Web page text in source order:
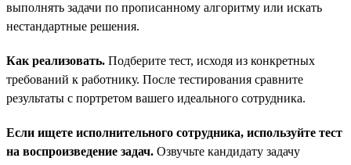
выполнять задачи по прописанному алгоритму или искать
нестандартные решения.
Как реализовать. Подберите тест, исходя из конкретных
требований к работнику. После тестирования сравните
результаты с портретом вашего идеального сотрудника.
Если ищете исполнительного сотрудника, используйте тест
на воспроизведение задач. Озвучьте кандидату задачу